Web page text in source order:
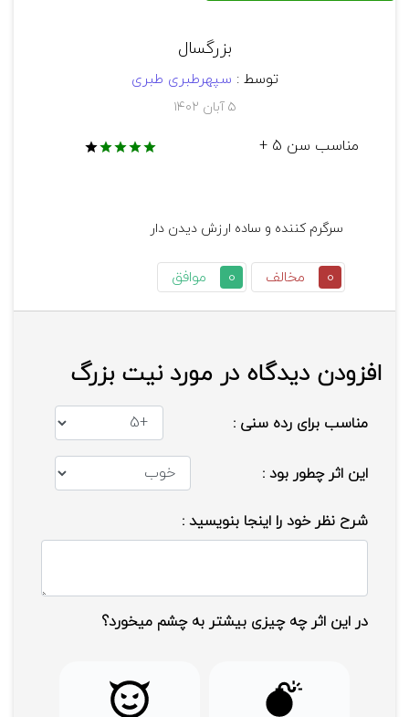
بزرگسال
توسط : سپهرطبری طبری
۵ آبان ۱۴۰۲
مناسب سن 5 +
0 موافق 0 مخالف
افزودن دیدگاه در مورد نیت بزرگ
مناسب برای رده سنی :
این اثر چطور بود :
شرح نظر خود را اینجا بنویسید :
در این اثر چه چیزی بیشتر به چشم میخورد؟